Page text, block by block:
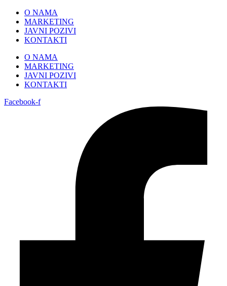
Skip
content
O NAMA
MARKETING
JAVNI POZIVI
KONTAKTI
O NAMA
MARKETING
JAVNI POZIVI
KONTAKTI
Facebook-f